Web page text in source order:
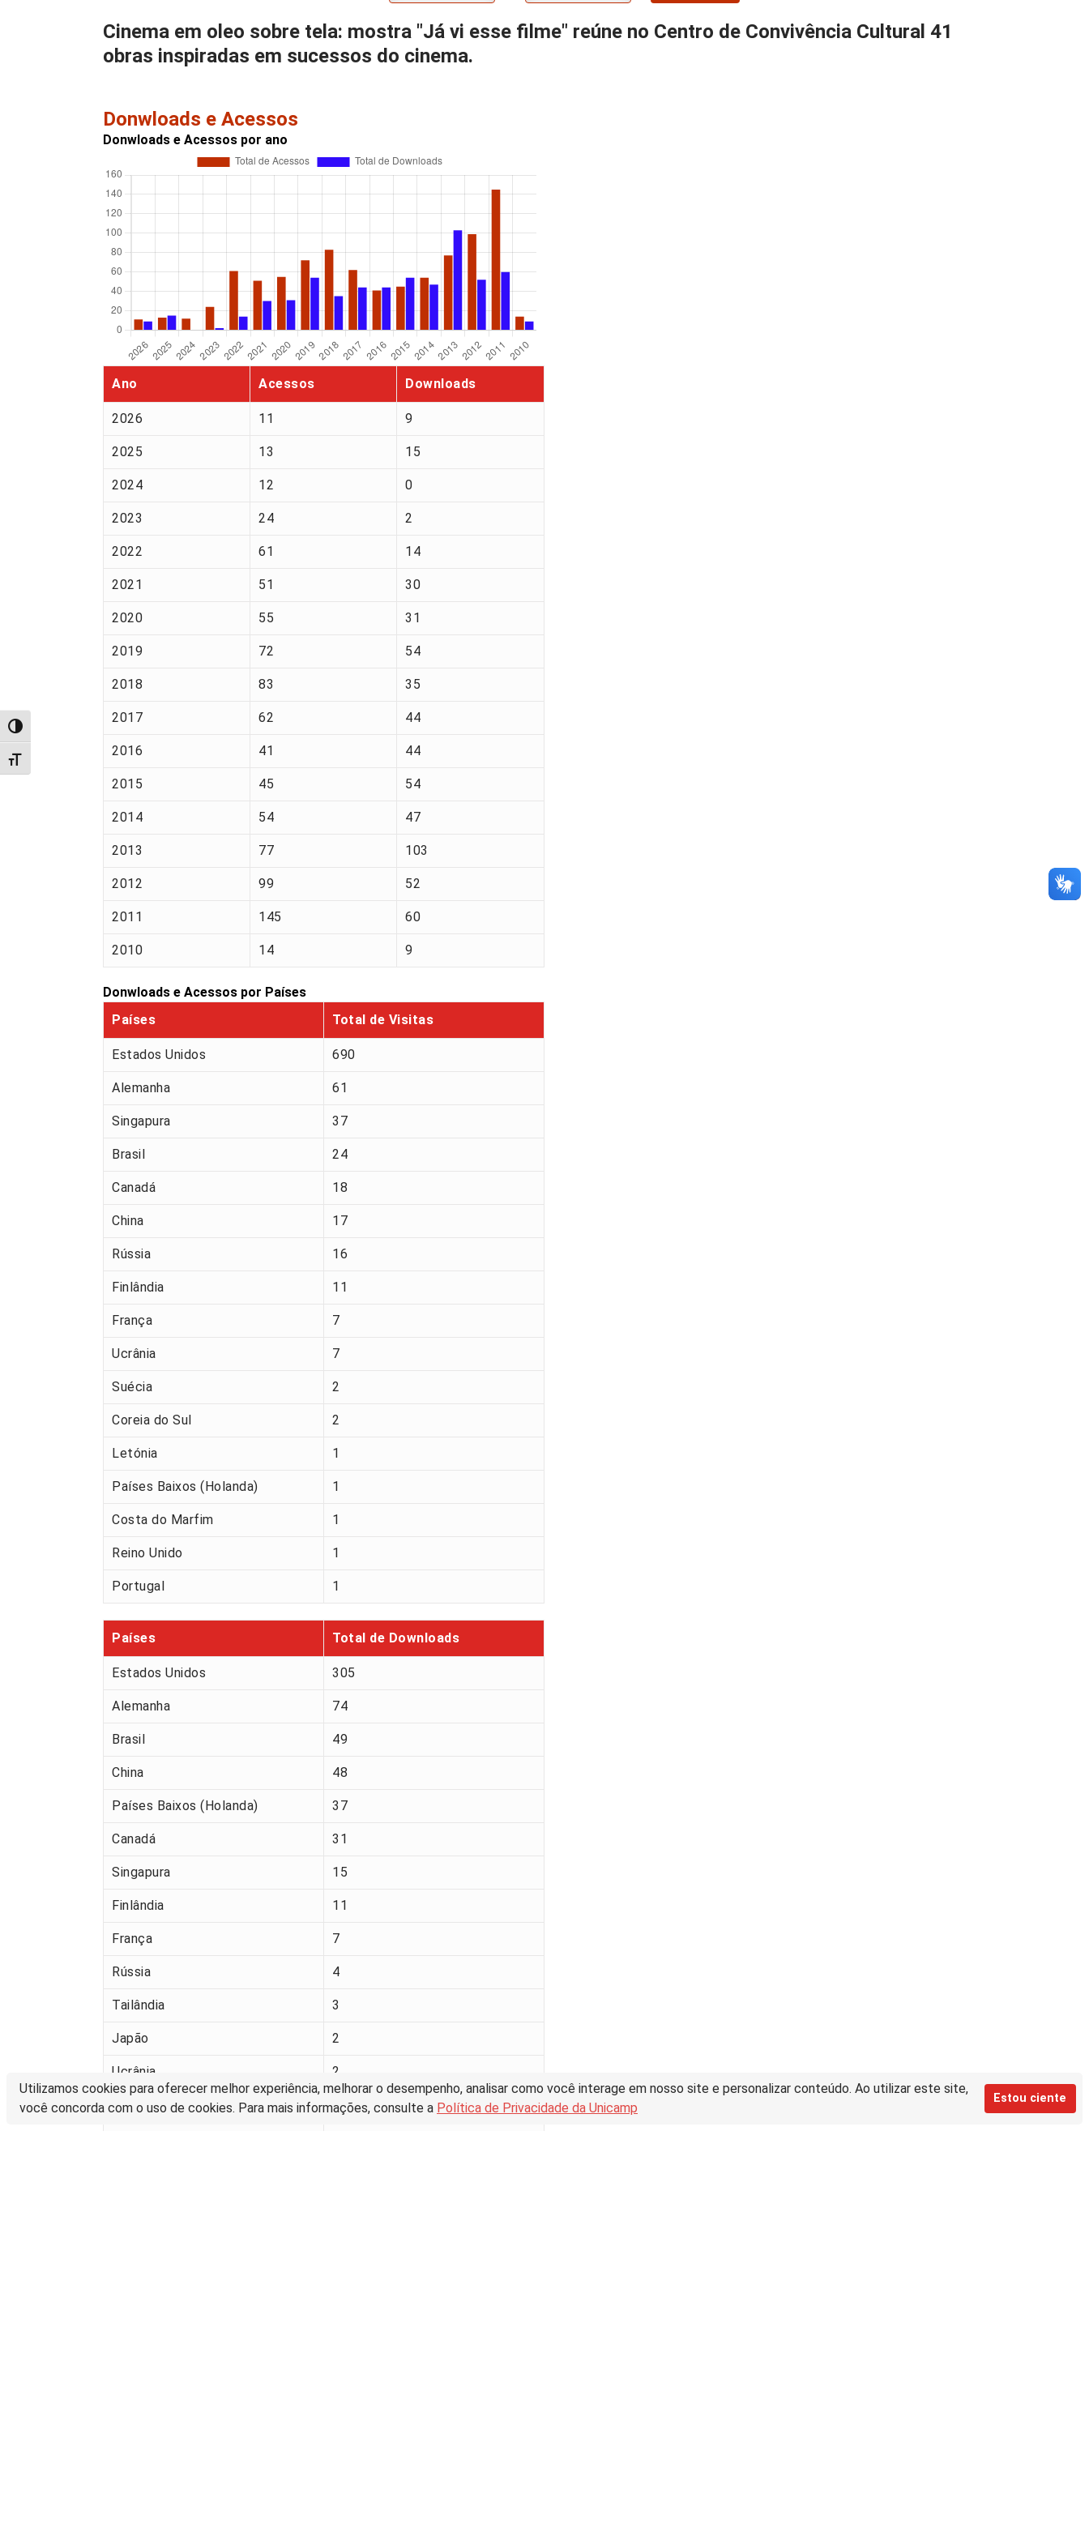
Utilizamos cookies para oferecer melhor experiência, melhorar o desempenho, analisar como você interage em nosso site e personalizar conteúdo. Ao utilizar este site,
você concorda com o uso de cookies. Para mais informações, consulte a Política de Privacidade da Unicamp
Estou ciente
Alternar alto contraste
Alternar tamanho da fonte
Cinema em oleo sobre tela: mostra "Já vi esse filme" reúne no Centro de Convivência Cultural 41
obras inspiradas em sucessos do cinema.
Donwloads e Acessos
Donwloads e Acessos por ano
Ano Acessos Downloads
2026 11 9
2025 13 15
2024 12 0
2023 24 2
2022 61 14
2021 51 30
2020 55 31
2019 72 54
2018 83 35
2017 62 44
2016 41 44
2015 45 54
2014 54 47
2013 77 103
2012 99 52
2011 145 60
2010 14 9
Donwloads e Acessos por Países
Países
Total de Visitas
Estados Unidos 690
Alemanha 61
Singapura 37
Brasil 24
Canadá 18
China 17
Rússia 16
Finlândia 11
França 7
Ucrânia 7
Suécia 2
Coreia do Sul 2
Letónia 1
Países Baixos (Holanda) 1
Costa do Marfim 1
Reino Unido 1
Portugal 1
Países Total de Downloads
Estados Unidos 305
Alemanha 74
Brasil 49
China 48
Países Baixos (Holanda) 37
Canadá 31
Singapura 15
Finlândia 11
França 7
Rússia 4
Tailândia 3
Japão 2
Ucrânia 2
Vietname 1